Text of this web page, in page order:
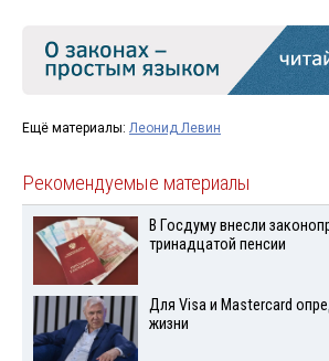
Ещё материалы: Леонид Левин
Рекомендуемые материалы
В Госдуму внесли
тринадцатой пенсии
Для Visа и Mastercard
жизни